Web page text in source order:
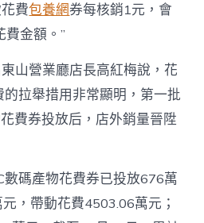
費包養網券每核銷1元，會
金額。”
山營業廳店長高紅梅說，花
拉舉措用非常顯明，第一批
費券投放后，店外銷量晉陞
碼產物花費券已投放676萬
，帶動花費4503.06萬元；